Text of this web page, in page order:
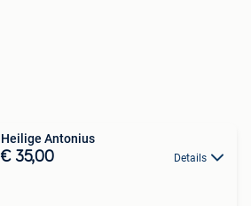
Heilige Antonius
€ 35,00 Details